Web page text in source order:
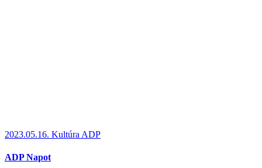
2023.05.16. Kultúra ADP
ADP Napot